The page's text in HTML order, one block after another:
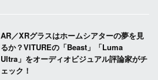
AR／XRグラスはホームシアターの夢を見
るか？VITUREの「Beast」「Luma
Ultra」をオーディオビジュアル評論家がチ
ェック！